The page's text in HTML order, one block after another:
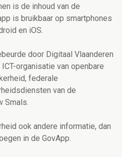
is de inhoud van de
is bruikbaar op smartphones
en iOS.
door Digitaal Vlaanderen
organisatie van openbare
federale
van de
Smals.
ook andere informatie, dan
in de GovApp.